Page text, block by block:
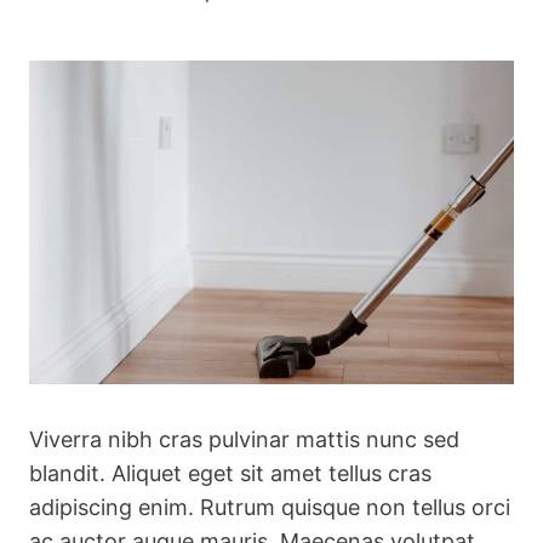
Viverra nibh cras pulvinar mattis nunc sed
blandit. Aliquet eget sit amet tellus cras
adipiscing enim. Rutrum quisque non tellus orci